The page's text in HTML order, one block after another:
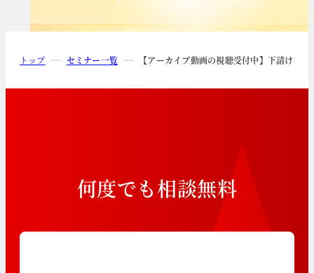
トップ セミナー一覧 【アーカイブ動画の視聴受付中】下請け構
何度でも相談無料